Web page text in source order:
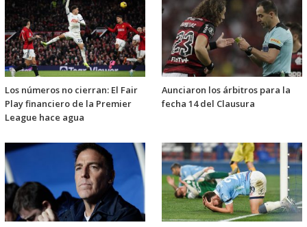
Los números no cierran: El Fair
Play financiero de la Premier
League hace agua
Aunciaron los árbitros para la
fecha 14 del Clausura